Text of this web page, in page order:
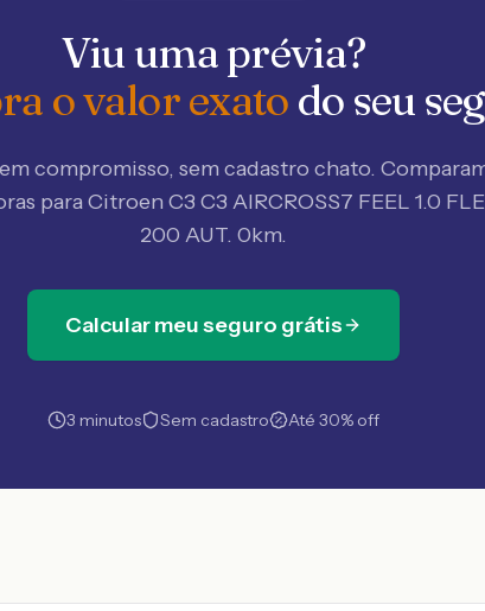
Viu uma prévia?
o valor exato do seu
compromisso, sem cadastro chato.
para Citroen C3 C3 AIRCROSS7 FEEL 1.0
200 AUT. 0km.
Calcular meu seguro grátis
3 minutos Sem cadastro Até 30% off